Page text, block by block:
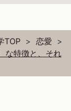
TOP
恋愛
な特徴と、それ